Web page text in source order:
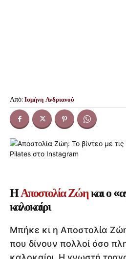
Από: Ισμήνη Ανδριανού
ΗΑποστολία Ζώηκαι ο
καλοκαίρι
Μπήκε κι η Αποστολία
που δίνουν πολλοί όσο